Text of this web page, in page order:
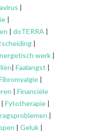
|
|
| doTERRA |
|
werk |
| Faalangst |
|
| Financiële
| Fytotherapie |
|
| Geluk |